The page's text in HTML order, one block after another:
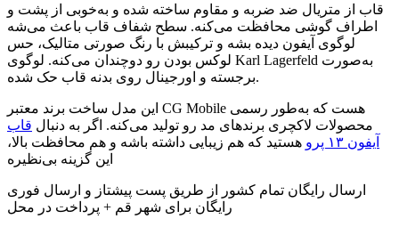
قاب از متریال ضد ضربه و مقاوم ساخته شده و به‌خوبی از پشت و
اطراف گوشی محافظت می‌کنه. سطح شفاف قاب باعث می‌شه
لوگوی آیفون دیده بشه و ترکیبش با رنگ صورتی متالیک، حس
لوکس بودن رو دوچندان می‌کنه. لوگوی Karl Lagerfeld به‌صورت
برجسته و اورجینال روی بدنه قاب حک شده.
این مدل ساخت برند معتبر CG Mobile هست که به‌طور رسمی
محصولات لاکچری برندهای مد رو تولید می‌کنه. اگر به دنبال قاب
آیفون ۱۳ پرو
هستید که هم زیبایی داشته باشه و هم محافظت بالا،
این گزینه بی‌نظیره
ارسال رایگان تمام کشور از طریق پست پیشتاز و ارسال فوری
رایگان برای شهر قم + پرداخت در محل